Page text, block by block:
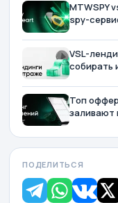
MTWSPY
spy-
VSL-
собирать
Топ
заливают
ПОДЕЛИТЬСЯ